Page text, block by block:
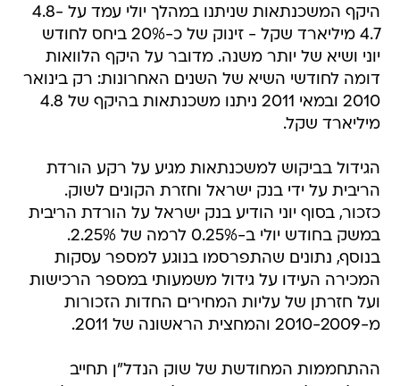
היקף המשכנתאות שניתנו במהלך יולי עמד על 4.8-
4.7 מיליארד שקל - זינוק של כ-20% ביחס לחודש
יוני ושיא של יותר משנה. מדובר על היקף הלוואות
דומה לחודשי השיא של השנים האחרונות: רק בינואר
2010 ובמאי 2011 ניתנו משכנתאות בהיקף של 4.8
מיליארד שקל.
הגידול בביקוש למשכנתאות מגיע על רקע הורדת
הריבית על ידי בנק ישראל וחזרת הקונים לשוק.
כזכור, בסוף יוני הודיע בנק ישראל על הורדת הריבית
במשק בחודש יולי ב-0.25% לרמה של 2.25%.
בנוסף, נתונים שהתפרסמו בנוגע למספר עסקות
המכירה העידו על גידול משמעותי במספר הרכישות
ועל חזרתן של עליות המחירים החדות הזכורות
מ-2010-2009 והמחצית הראשונה של 2011.
ההתחממות המחודשת של שוק הנדל"ן תחייב